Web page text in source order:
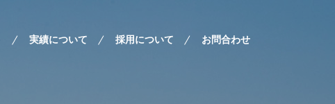
実績について 採用について お問合わせ